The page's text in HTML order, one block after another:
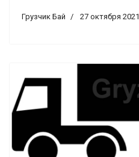
Грузчик Бай 27 октября 2021